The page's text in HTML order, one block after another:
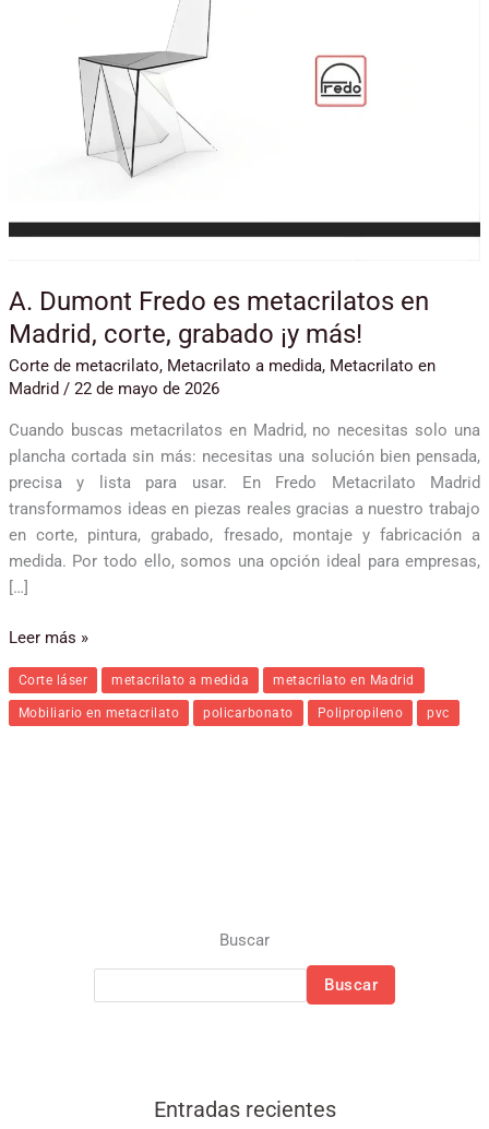
A. Dumont Fredo es metacrilatos en
Madrid, corte, grabado ¡y más!
Corte de metacrilato, Metacrilato a medida, Metacrilato en
Madrid / 22 de mayo de 2026
Cuando buscas metacrilatos en Madrid, no necesitas solo una
plancha cortada sin más: necesitas una solución bien pensada,
precisa y lista para usar. En Fredo Metacrilato Madrid
transformamos ideas en piezas reales gracias a nuestro trabajo
en corte, pintura, grabado, fresado, montaje y fabricación a
medida. Por todo ello, somos una opción ideal para empresas,
[…]
Leer más »
Corte láser metacrilato a medida metacrilato en Madrid
Mobiliario en metacrilato policarbonato Polipropileno pvc
Buscar
Buscar
Entradas recientes